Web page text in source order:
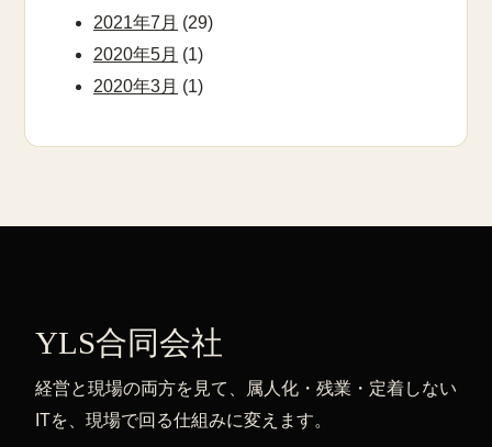
2021年7月 (29)
2020年5月 (1)
2020年3月 (1)
YLS合同会社
経営と現場の両方を見て、属人化・残業・定着しない
ITを、現場で回る仕組みに変えます。